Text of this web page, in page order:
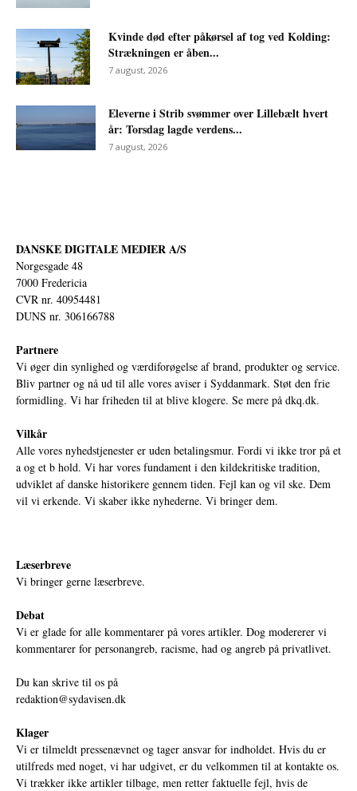
Kvinde død efter påkørsel af tog ved Kolding:
Strækningen er åben...
7 august, 2026
Eleverne i Strib svømmer over Lillebælt hvert
år: Torsdag lagde verdens...
7 august, 2026
DANSKE DIGITALE MEDIER A/S
Norgesgade 48
7000 Fredericia
CVR nr. 40954481
DUNS nr. 306166788
Partnere
Vi øger din synlighed og værdiforøgelse af brand, produkter og service.
Bliv partner og nå ud til alle vores aviser i Syddanmark. Støt den frie
formidling. Vi har friheden til at blive klogere. Se mere på dkq.dk.
Vilkår
Alle vores nyhedstjenester er uden betalingsmur. Fordi vi ikke tror på et
a og et b hold. Vi har vores fundament i den kildekritiske tradition,
udviklet af danske historikere gennem tiden. Fejl kan og vil ske. Dem
vil vi erkende. Vi skaber ikke nyhederne. Vi bringer dem.
Læserbreve
Vi bringer gerne læserbreve.
Debat
Vi er glade for alle kommentarer på vores artikler. Dog modererer vi
kommentarer for personangreb, racisme, had og angreb på privatlivet.
Du kan skrive til os på
redaktion@sydavisen.dk
Klager
Vi er tilmeldt pressenævnet og tager ansvar for indholdet. Hvis du er
utilfreds med noget, vi har udgivet, er du velkommen til at kontakte os.
Vi trækker ikke artikler tilbage, men retter faktuelle fejl, hvis de